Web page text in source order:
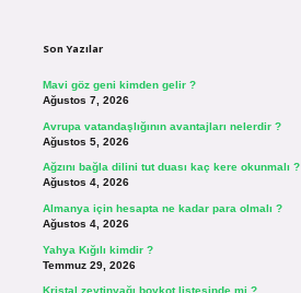
Son Yazılar
Mavi göz geni kimden gelir ?
Ağustos 7, 2026
Avrupa vatandaşlığının avantajları nelerdir ?
Ağustos 5, 2026
Ağzını bağla dilini tut duası kaç kere okunmalı ?
Ağustos 4, 2026
Almanya için hesapta ne kadar para olmalı ?
Ağustos 4, 2026
Yahya Kığılı kimdir ?
Temmuz 29, 2026
Kristal zeytinyağı boykot listesinde mi ?